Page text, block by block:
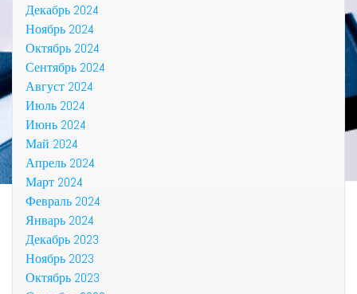
Декабрь 2024
Ноябрь 2024
Октябрь 2024
Сентябрь 2024
Август 2024
Июль 2024
Июнь 2024
Май 2024
Апрель 2024
Март 2024
Февраль 2024
Январь 2024
Декабрь 2023
Ноябрь 2023
Октябрь 2023